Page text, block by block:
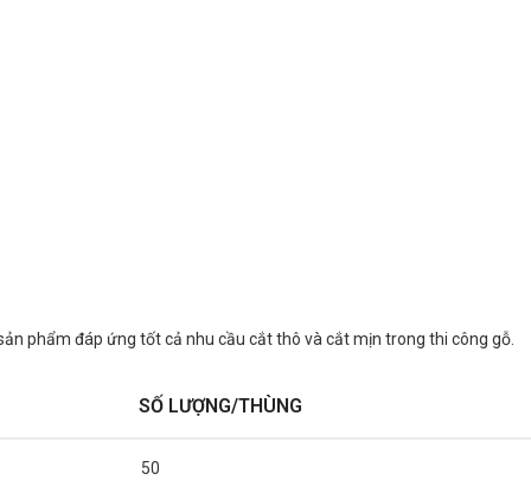
phẩm đáp ứng tốt cả nhu cầu cắt thô và cắt mịn trong thi công gỗ.
SỐ LƯỢNG/THÙNG
50